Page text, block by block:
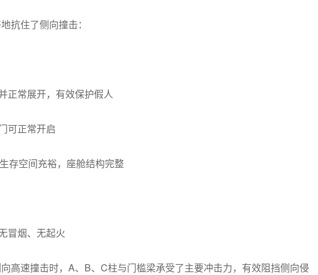
抗住了侧向撞击：
正常展开，有效保护假人
可正常开启
存空间充裕，座舱结构完整
冒烟、无起火
高速撞击时，A、B、C柱与门槛梁承受了主要冲击力，有效阻挡侧向侵